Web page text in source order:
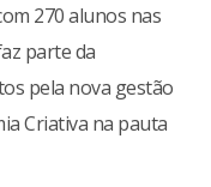
270 alunos nas
parte da
pela nova gestão
Criativa na pauta